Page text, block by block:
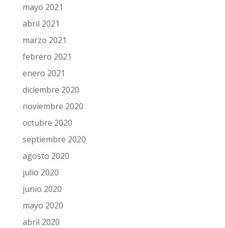
mayo 2021
abril 2021
marzo 2021
febrero 2021
enero 2021
diciembre 2020
noviembre 2020
octubre 2020
septiembre 2020
agosto 2020
julio 2020
junio 2020
mayo 2020
abril 2020